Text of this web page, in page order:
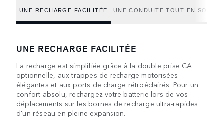
UNE RECHARGE FACILITÉE UNE CONDUITE TOUT EN
UNE RECHARGE FACILITÉE
La recharge est simplifiée grâce à la double prise CA
optionnelle, aux trappes de recharge motorisées
élégantes et aux ports de charge rétroéclairés. Pour un
confort absolu, rechargez votre batterie lors de vos
déplacements sur les bornes de recharge ultra-rapides
d'un réseau en pleine expansion.